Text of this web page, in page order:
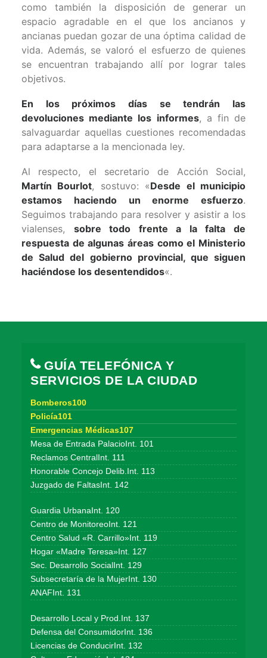
como también la disposición de generar un
espacio agradable en el que los ancianos y
ancianas puedan gozar de una óptima calidad de
vida. Además, se valoró el esfuerzo de quienes
se encuentran trabajando allí por lograr tales
objetivos.
En los próximos días se tendrán las
devoluciones mediante los informes, a fin de
salvaguardar aquellas cuestiones recomendadas
para adaptarse a la mencionada ley.
Al respecto, el secretario de Acción Social,
Martín Bourlot, sostuvo: «Desde el municipio
estamos haciendo un enorme esfuerzo.
Seguimos trabajando para resolver y asistir a los
vialenses, sobre todo frente a la falta de
respuesta de algunas áreas como el Ministerio
de Salud del gobierno provincial, que siguen
haciéndose los desentendidos«.
GUÍA TELEFÓNICA Y
SERVICIOS DE LA CIUDAD
Bomberos100
Policía101
Emergencias Médicas107
Mesa de Entrada PalacioInt. 101
Reclamos CentralInt. 111
Honorable Concejo Delib.Int. 113
Juzgado de FaltasInt. 142
Guardia UrbanaInt. 120
Centro de MonitoreoInt. 121
Centro Salud «R. Carrillo»Int. 119
Hogar «Madre Teresa»Int. 127
Sec. Desarrollo SocialInt. 129
Subsecretaría de la MujerInt. 130
ANAFInt. 131
Desarrollo Local y Prod.Int. 137
Defensa del ConsumidorInt. 136
Licencias de ConducirInt. 132